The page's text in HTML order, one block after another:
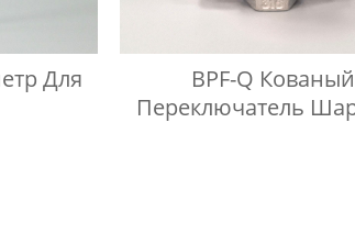
Для
BPF-Q Кованый
Переключатель